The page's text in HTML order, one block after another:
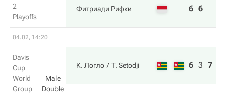
2
Playoffs
Фитриади Рифки 6 6
04.02, 14:20
Davis
Cup
World
Group
Male
Double
К. Логло T. Setodji 6 3 7